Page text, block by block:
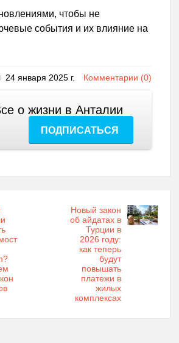
чтобы не
события и их влияние на
24 января 2025 г. Комментарии (0)
о жизни в Анталии
ПОДПИСАТЬСЯ
Новый закон
об айдатах в
Турции в
2026 году:
как теперь
будут
повышать
платежи в
жилых
комплексах